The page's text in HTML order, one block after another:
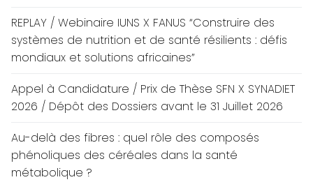
REPLAY / Webinaire IUNS X FANUS “Construire des
systèmes de nutrition et de santé résilients : défis
mondiaux et solutions africaines”
Appel à Candidature / Prix de Thèse SFN X SYNADIET
2026 / Dépôt des Dossiers avant le 31 Juillet 2026
Au-delà des fibres : quel rôle des composés
phénoliques des céréales dans la santé
métabolique ?